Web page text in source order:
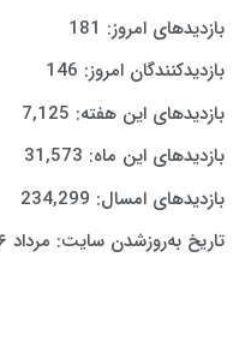
بازدیدهای امروز: 181
بازدیدکنندگان امروز: 146
بازدیدهای این هفته: 7,125
بازدیدهای این ماه: 31,573
بازدیدهای امسال: 234,299
تاریخ به‌روزشدن سایت: مرداد ۱۶, ۱۴۰۵